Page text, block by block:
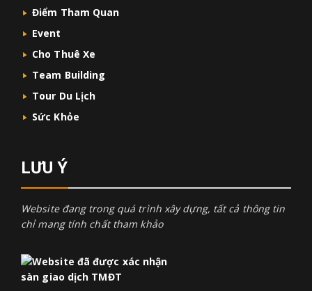
Điểm Tham Quan
Event
Cho Thuê Xe
Team Building
Tour Du Lịch
Sức Khỏe
LƯU Ý
Website đang trong quá trình xây dựng, tất cả thông tin
chỉ mang tính chất tham khảo